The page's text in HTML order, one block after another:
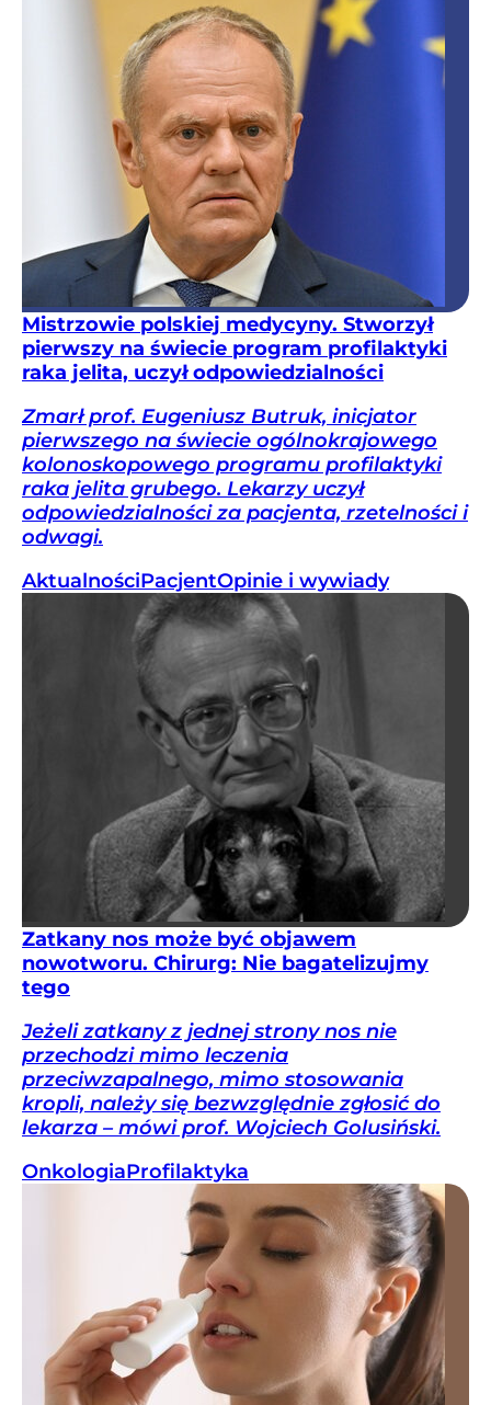
Mistrzowie polskiej medycyny. Stworzył
pierwszy na świecie program profilaktyki
raka jelita, uczył odpowiedzialności
Zmarł prof. Eugeniusz Butruk, inicjator
pierwszego na świecie ogólnokrajowego
kolonoskopowego programu profilaktyki
raka jelita grubego. Lekarzy uczył
odpowiedzialności za pacjenta, rzetelności i
odwagi.
AktualnościPacjentOpinie i wywiady
Zatkany nos może być objawem
nowotworu. Chirurg: Nie bagatelizujmy
tego
Jeżeli zatkany z jednej strony nos nie
przechodzi mimo leczenia
przeciwzapalnego, mimo stosowania
kropli, należy się bezwzględnie zgłosić do
lekarza – mówi prof. Wojciech Golusiński.
OnkologiaProfilaktyka